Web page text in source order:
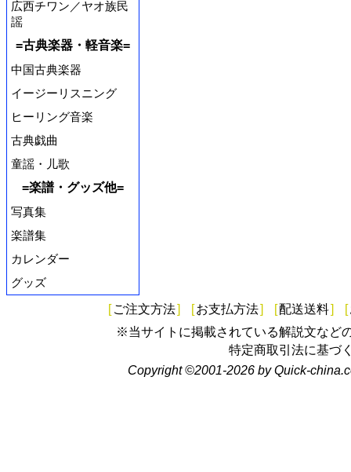
広西チワン／ヤオ族民
謡
=古典楽器・軽音楽=
中国古典楽器
イージーリスニング
ヒーリング音楽
古典戯曲
童謡・儿歌
=楽譜・グッズ他=
写真集
楽譜集
カレンダー
グッズ
[ ご注文方法] [お支払方法] [配送送料] [
※当サイトに掲載されている解説文など
特定商取引法に基づ
Copyright ©2001-2026 by Quick-